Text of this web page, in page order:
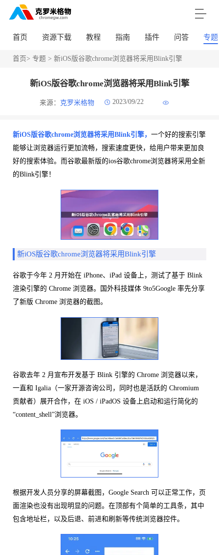
首页 资源下载 教程 指南 插件 问答 专题
首页> 专题> 新iOS版谷歌chrome浏览器将采用Blink引擎
新iOS版谷歌chrome浏览器将采用Blink引擎
来源： 克罗米格物 2023/09/22
新iOS版谷歌chrome浏览器将采用Blink引擎， 一个好的搜索引擎
能够让浏览器运行更加流畅，搜索速度更快，给用户带来更加良
好的搜索体验。而谷歌最新版的ios谷歌chrome浏览器将采用全新
的Blink引擎！
新iOS版谷歌chrome浏览器将采用Blink引擎
谷歌于今年 2 月开始在 iPhone、iPad 设备上，测试了基于 Blink
渲染引擎的 Chrome 浏览器。国外科技媒体 9to5Google 率先分享
了新版 Chrome 浏览器的截图。
谷歌去年 2 月宣布开发基于 Blink 引擎的 Chrome 浏览器以来，
一直和 Igalia（一家开源咨询公司，同时也是活跃的 Chromium
贡献者）展开合作，在 iOS / iPadOS 设备上启动和运行简化的
“content_shell”浏览器。
根据开发人员分享的屏幕截图，Google Search 可以正常工作，页
面渲染也没有出现明显的问题。在顶部有个简单的工具条，其中
包含地址栏，以及后退、前进和刷新等传统浏览器控件。